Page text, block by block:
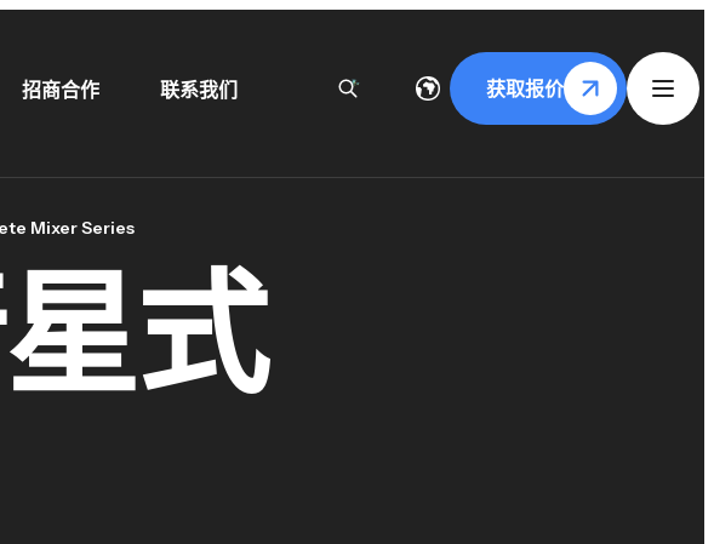
招商合作 联系我们 获取报价
Mixer Series
式